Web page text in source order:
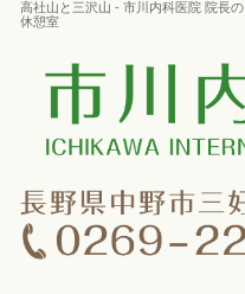
高社山と三沢山 - 市川内科医院 院長
休憩室